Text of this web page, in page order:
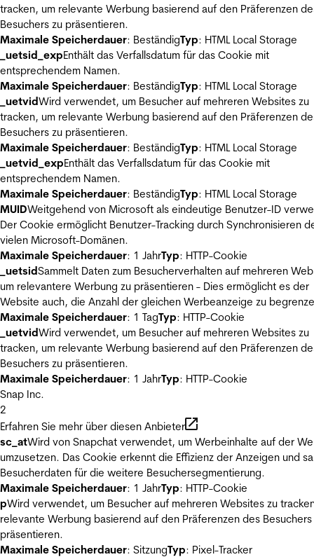
tracken, um relevante Werbung basierend auf den Präferenzen
Besuchers zu präsentieren.
Maximale Speicherdauer: BeständigTyp: HTML Local Storage
_uetsid_expEnthält das Verfallsdatum für das Cookie mit
entsprechendem Namen.
Maximale Speicherdauer: BeständigTyp: HTML Local Storage
_uetvidWird verwendet, um Besucher auf mehreren Websites zu
tracken, um relevante Werbung basierend auf den Präferenzen
Besuchers zu präsentieren.
Maximale Speicherdauer: BeständigTyp: HTML Local Storage
_uetvid_expEnthält das Verfallsdatum für das Cookie mit
entsprechendem Namen.
Maximale Speicherdauer: BeständigTyp: HTML Local Storage
MUIDWeitgehend von Microsoft als eindeutige Benutzer-ID
Der Cookie ermöglicht Benutzer-Tracking durch Synchronisieren
vielen Microsoft-Domänen.
Maximale Speicherdauer: 1 JahrTyp: HTTP-Cookie
_uetsidSammelt Daten zum Besucherverhalten auf mehreren
um relevantere Werbung zu präsentieren - Dies ermöglicht es der
Website auch, die Anzahl der gleichen Werbeanzeige zu
Maximale Speicherdauer: 1 TagTyp: HTTP-Cookie
_uetvidWird verwendet, um Besucher auf mehreren Websites zu
tracken, um relevante Werbung basierend auf den Präferenzen
Besuchers zu präsentieren.
Maximale Speicherdauer: 1 JahrTyp: HTTP-Cookie
Snap Inc.
2
Erfahren Sie mehr über diesen Anbieter
sc_atWird von Snapchat verwendet, um Werbeinhalte auf der
umzusetzen. Das Cookie erkennt die Effizienz der Anzeigen und
Besucherdaten für die weitere Besuchersegmentierung.
Maximale Speicherdauer: 1 JahrTyp: HTTP-Cookie
pWird verwendet, um Besucher auf mehreren Websites zu
relevante Werbung basierend auf den Präferenzen des Besuchers
präsentieren.
Maximale Speicherdauer: SitzungTyp: Pixel-Tracker